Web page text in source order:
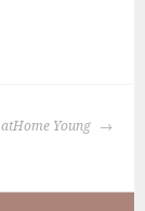
atHome Young